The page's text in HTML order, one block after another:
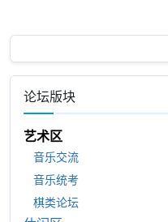
论坛版块
艺术区
音乐交流
音乐统考
棋类论坛